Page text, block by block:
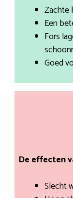
Zachte
Een
Fors
Goed
De effecten
Slecht